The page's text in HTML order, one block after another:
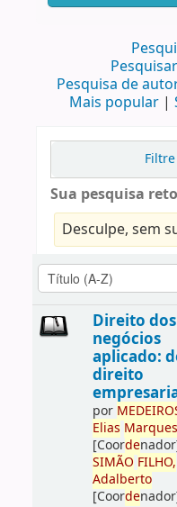
Pesquisa de
Mais popular
Sua pesquisa
Desculpe, sem
Direito dos
negócios
aplicado:
direito
por MEDE
Elias Marques
[Coorde
SIMÃO FILHO,
Adalberto
[Coorde